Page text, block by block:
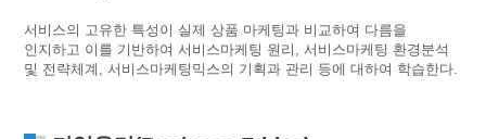
서비스의 고유한 특성이 실제 상품 마케팅과 비교하여 다름을
인지하고 이를 기반하여 서비스마케팅 원리, 서비스마케팅 환경분석
및 전략체계, 서비스마케팅믹스의 기획과 관리 등에 대하여 학습한다.